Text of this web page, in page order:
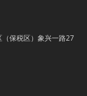
保税区）象兴一路27